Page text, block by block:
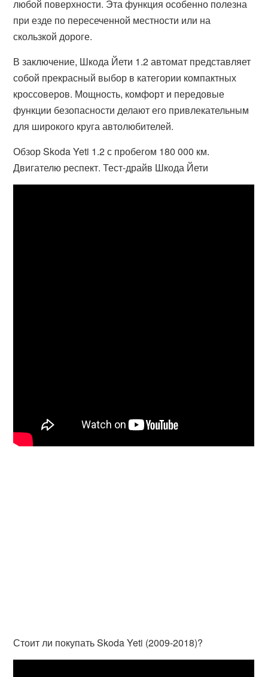
любой поверхности. Эта функция особенно полезна
при езде по пересеченной местности или на
скользкой дороге.
В заключение, Шкода Йети 1.2 автомат представляет
собой прекрасный выбор в категории компактных
кроссоверов. Мощность, комфорт и передовые
функции безопасности делают его привлекательным
для широкого круга автолюбителей.
Обзор Skoda Yeti 1.2 с пробегом 180 000 км.
Двигателю респект. Тест-драйв Шкода Йети
Стоит ли покупать Skoda Yeti (2009-2018)?